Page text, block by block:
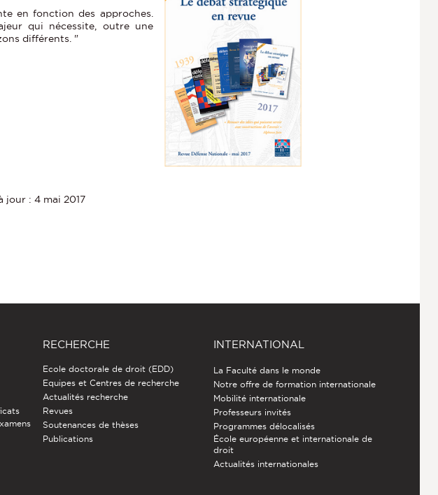
en fonction des approches.
qui nécessite, outre une
différents. "
jour : 4 mai 2017
RECHERCHE
Ecole doctorale de droit (EDD)
Equipes et Centres de recherche
Actualités recherche
Revues
Soutenances de thèses
Publications
INTERNATIONAL
La Faculté dans le monde
Notre offre de formation internationale
Mobilité internationale
Professeurs invités
Programmes délocalisés
École européenne et internationale de
droit
Actualités internationales